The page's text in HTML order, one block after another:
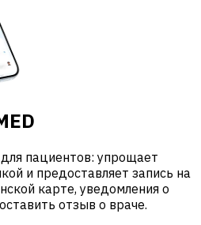
пациентов: упрощает
и предоставляет запись на
карте, уведомления о
отзыв о враче.